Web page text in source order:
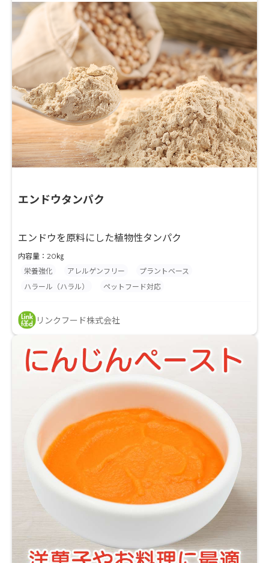
エンドウタンパク
エンドウを原料にした植物性タンパク
内容量：20㎏
栄養強化
アレルゲンフリー
プラントベース
ハラール（ハラル）
ペットフード対応
リンクフード株式会社